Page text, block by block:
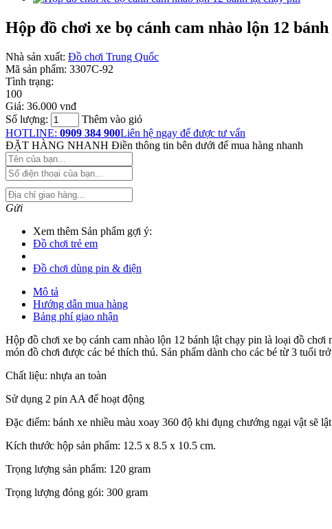
Hộp đồ chơi xe bọ cánh cam nhào lộn 12
Nhà sản xuất: Đồ chơi Trung Quốc
Mã sản phẩm: 3307C-92
Tình trạng:
100
Giá: 36.000 vnđ
Số lượng:
Thêm vào giỏ
HOTLINE: 0909 384 900Liên hệ ngay để được tư vấn
ĐẶT HÀNG NHANH Điền thông tin bên dưới để mua hàng nhanh
Gửi
Xem thêm Sản phẩm gợi ý:
Đồ chơi trẻ em
Đồ chơi dùng pin & điện
Mô tả
Hướng dẫn mua hàng
Bảng phí giao nhận
Hộp đồ chơi xe bọ cánh cam nhào lộn 12 bánh lật chạy pin là loại đồ
món đồ chơi được các bé thích thú. Sản phẩm dành cho các bé từ 3 tuổi
Chất liệu: nhựa an toàn
Sử dụng 2 pin AA để hoạt động
Đặc điểm: bánh xe nhiều màu xoay 360 độ khi đụng chướng ngại vật sẽ
Kích thước hộp sản phẩm: 12.5 x 8.5 x 10.5 cm.
Trọng lượng sản phẩm: 120 gram
Trọng lượng đóng gói: 300 gram